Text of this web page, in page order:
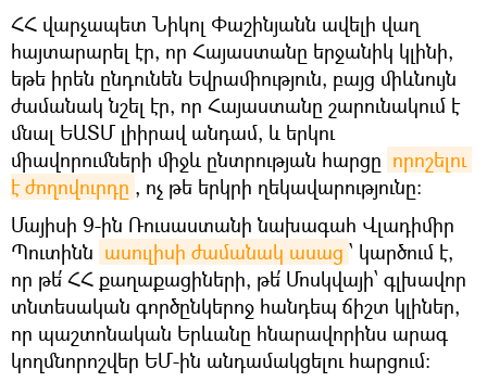
ՀՀ վարչապետ Նիկոլ Փաշինյանն ավելի վաղ
հայտարարել էր, որ Հայաստանը երջանիկ կլինի,
եթե իրեն ընդունեն Եվրամիություն, բայց միևնույն
ժամանակ նշել էր, որ Հայաստանը շարունակում է
մնալ ԵԱՏՄ լիիրավ անդամ, և երկու
միավորումների միջև ընտրության հարցը որոշելու
է ժողովուրդը , ոչ թե երկրի ղեկավարությունը:
Մայիսի 9-ին Ռուսաստանի նախագահ Վլադիմիր
Պուտինն ասուլիսի ժամանակ ասաց ՝ կարծում է,
որ թե՛ ՀՀ քաղաքացիների, թե՛ Մոսկվայի՝ գլխավոր
տնտեսական գործընկերոջ հանդեպ ճիշտ կլիներ,
որ պաշտոնական Երևանը հնարավորինս արագ
կողմնորոշվեր ԵՄ-ին անդամակցելու հարցում։